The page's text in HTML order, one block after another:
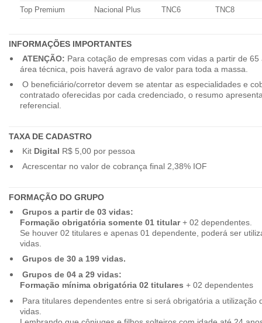
Top Premium
Nacional Plus TNC6 TNC8
INFORMAÇÕES IMPORTANTES
ATENÇÃO: Para cotação de empresas com vidas a partir de
área técnica, pois haverá agravo de valor para toda a massa.
O beneficiário/corretor devem se atentar as especialidades e
contratado oferecidas por cada credenciado, o resumo
referencial.
TAXA DE CADASTRO
Kit Digital R$ 5,00 por pessoa
Acrescentar no valor de cobrança final 2,38% IOF
FORMAÇÃO DO GRUPO
Grupos a partir de 03 vidas:
Formação obrigatória somente 01 titular+ 02 dependentes.
Se houver 02 titulares e apenas 01 dependente, poderá ser
vidas.
Grupos de 30 a 199 vidas.
Grupos de 04 a 29 vidas:
Formação mínima obrigatória 02 titulares + 02 dependentes
Para titulares dependentes entre si será obrigatória a utilização
vidas.